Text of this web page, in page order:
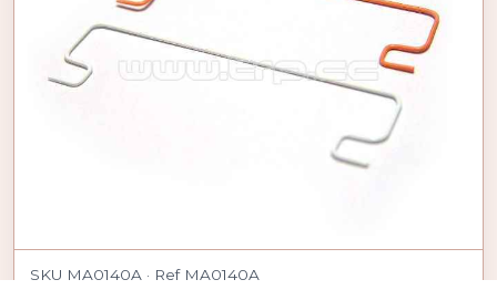
SKU MA0140A · Ref MA0140A